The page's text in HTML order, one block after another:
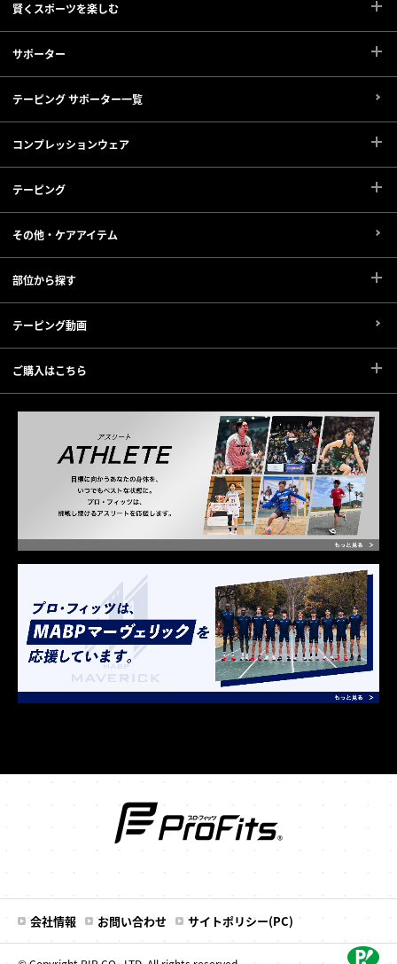
賢くスポーツを楽しむ
サポーター
テーピング サポーター一覧
コンプレッションウェア
テーピング
その他・ケアアイテム
部位から探す
テーピング動画
ご購入はこちら
会社情報 お問い合わせ サイトポリシー(PC)